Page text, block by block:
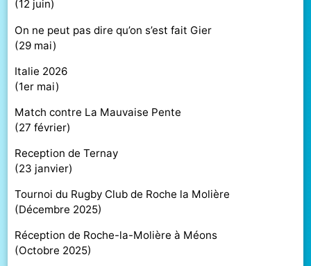
(12 juin)
On ne peut pas dire qu’on s’est fait Gier
(29 mai)
Italie 2026
(1er mai)
Match contre La Mauvaise Pente
(27 février)
Reception de Ternay
(23 janvier)
Tournoi du Rugby Club de Roche la Molière
(Décembre 2025)
Réception de Roche-la-Molière à Méons
(Octobre 2025)